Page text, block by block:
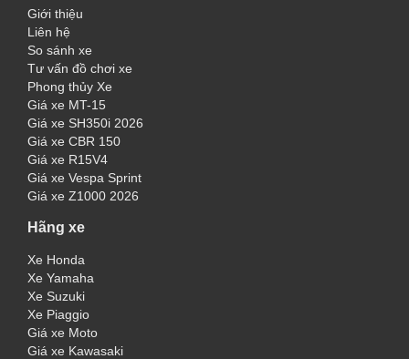
Giới thiệu
Liên hệ
So sánh xe
Tư vấn đồ chơi xe
Phong thủy Xe
Giá xe MT-15
Giá xe SH350i 2026
Giá xe CBR 150
Giá xe R15V4
Giá xe Vespa Sprint
Giá xe Z1000 2026
Hãng xe
Xe Honda
Xe Yamaha
Xe Suzuki
Xe Piaggio
Giá xe Moto
Giá xe Kawasaki